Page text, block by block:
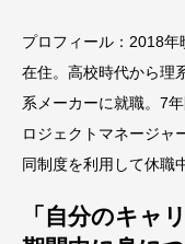
プロフィール：2018
在住。高校時代から理
系メーカーに就職。7
ロジェクトマネージャ
同制度を利用して休職
「自分のキャ